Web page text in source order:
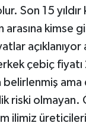
Son 15 yıldır
arasına kimse
açıklanıyor
çebiç
ama
riski olmayan.
ilimiz